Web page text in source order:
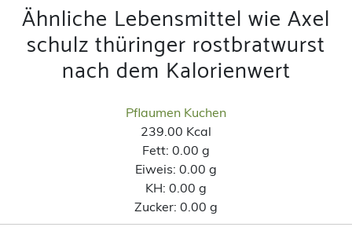
Ähnliche Lebensmittel wie Axel
schulz thüringer rostbratwurst
nach dem Kalorienwert
Pflaumen Kuchen
239.00 Kcal
Fett: 0.00 g
Eiweis: 0.00 g
KH: 0.00 g
Zucker: 0.00 g